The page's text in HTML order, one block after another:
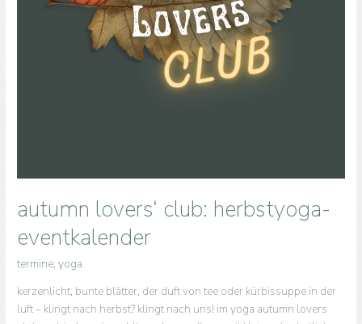
autumn lovers‘ club: herbstyoga-
eventkalender
termine,yoga
kerzenlicht, bunte blätter, der duft von tee oder kürbissuppe in der
luft – klingt nach herbst? klingt nach uns! im yoga autumn lovers